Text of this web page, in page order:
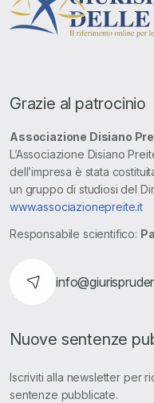
Grazie al patrocinio
Associazione Disiano
L’Associazione Disiano
dell’impresa è stata
un gruppo di studiosi del
www.associazionepreite.it
Responsabile scientifico:
Nuove sentenze
Iscriviti alla newsletter per
sentenze pubblicate.